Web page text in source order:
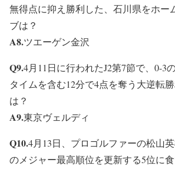
無得点に抑え勝利した、石川県をホー
ブは？
A8.ツエーゲン金沢
Q9.4月11日に行われたJ2第7節で、0-3
タイムを含む12分で4点を奪う大逆転
は？
A9.東京ヴェルディ
Q10.4月13日、プロゴルファーの松山
のメジャー最高順位を更新する5位に